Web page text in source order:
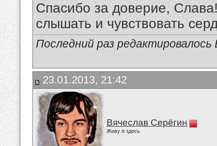
Спасибо за доверие,
слышать и чувствовать
Последний раз
23.01.2013, 21:42
Вячеслав Серёгин
Живу я здесь